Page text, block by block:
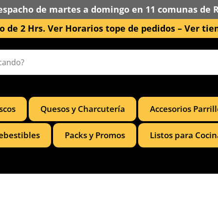
de martes a domingo en 11 comunas de
de 2 Hrs. Ver Horarios tope de pedidos – Ver
Quesos y Charcutería Accesorios
Packs y Promos Listos para